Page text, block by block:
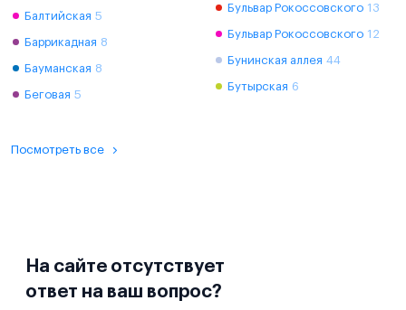
Балтийская 5
Баррикадная 8
Бауманская 8
Беговая 5
Бульвар Рокоссовского 13
Бульвар Рокоссовского 12
Бунинская аллея 44
Бутырская 6
Посмотреть все
На сайте отсутствует
ответ на ваш вопрос?